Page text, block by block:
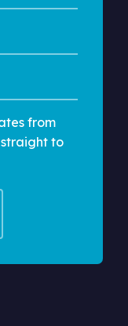
from
to